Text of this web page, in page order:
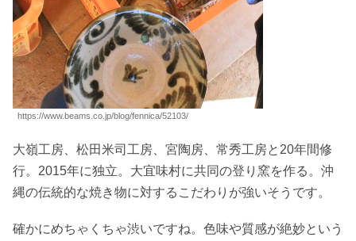
https://www.beams.co.jp/blog/fennica/52103/
大嶺工房、松田米司工房、宮陶房、常秀工房と20年間修
行。2015年に独立。大宜味村に共同の登り窯を作る。沖
縄の伝統的な焼き物に対するこだわりが強いそうです。
確かにめちゃくちゃ渋いですね。色味や質感が絶妙という